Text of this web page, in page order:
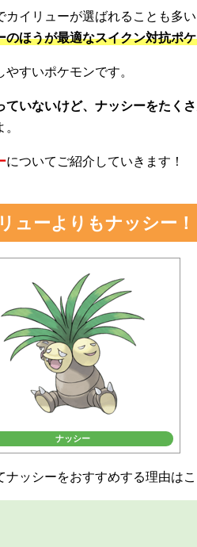
イリューが選ばれることも多い
ほうが最適なスイクン対抗ポ
すいポケモンです。
ていないけど、ナッシーをたく
についてご紹介していきます！
ューよりもナッシー！
ナッシー
ッシーをおすすめする理由はこ